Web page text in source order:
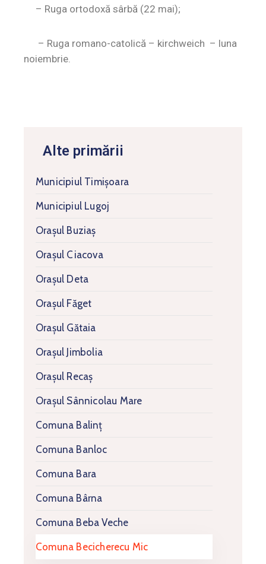
Alte primării
Municipiul Timişoara
Municipiul Lugoj
Orașul Buziaș
Orașul Ciacova
Orașul Deta
Orașul Făget
Orașul Gătaia
Orașul Jimbolia
Orașul Recaș
Orașul Sânnicolau Mare
Comuna Balinț
Comuna Banloc
Comuna Bara
Comuna Bârna
Comuna Beba Veche
Comuna Becicherecu Mic
– Ruga ortodoxă sârbă (22 mai);
– Ruga romano-catolică – kirchweich – luna
noiembrie.